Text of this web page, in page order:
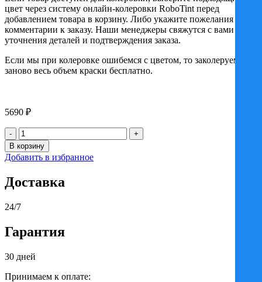
цвет через систему онлайн-колеровки RoboTint перед
добавлением товара в корзину. Либо укажите пожелания в
комментарии к заказу. Наши менеджеры свяжутся с вами для
уточнения деталей и подтверждения заказа.
Если мы при колеровке ошибемся с цветом, то заколеруем
заново весь объем краски бесплатно.
5690 ₽
Количество
товара
Эмаль
Бриц/Britz
НЦ-132,
25кг
В корзину
Добавить в избранное
Доставка
24/7
Гарантия
30 дней
Принимаем к оплате: